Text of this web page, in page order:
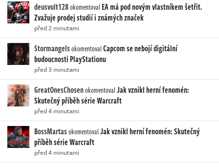
deusvult128okomentoval EA má pod novým vlastníkem šetřit.
Zvažuje prodej studií i známých značek
před 2 minutami
StormangelsokomentovalCapcom se nebojí digitální
budoucnosti PlayStationu
před 3 minutami
GreatOnesChosenokomentovalJak vznikl herní fenomén:
Skutečný příběh série Warcraft
před 4 minutami
BossMartasokomentovalJak vznikl herní fenomén: Skutečný
příběh série Warcraft
před 4 minutami